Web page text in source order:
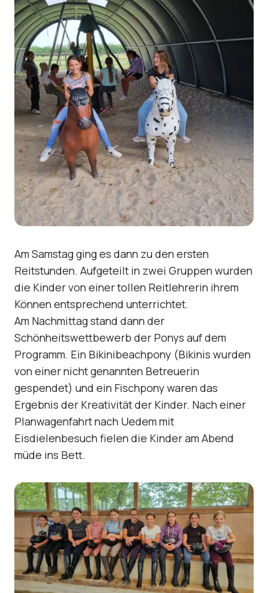
Am Samstag ging es dann zu den ersten
Reitstunden. Aufgeteilt in zwei Gruppen wurden
die Kinder von einer tollen Reitlehrerin ihrem
Können entsprechend unterrichtet.
Am Nachmittag stand dann der
Schönheitswettbewerb der Ponys auf dem
Programm. Ein Bikinibeachpony (Bikinis wurden
von einer nicht genannten Betreuerin
gespendet) und ein Fischpony waren das
Ergebnis der Kreativität der Kinder. Nach einer
Planwagenfahrt nach Uedem mit
Eisdielenbesuch fielen die Kinder am Abend
müde ins Bett.